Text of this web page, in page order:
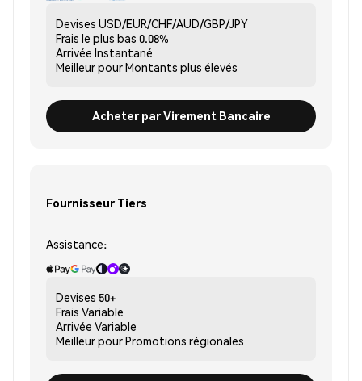
Devises USD/EUR/CHF/AUD/GBP/JPY
Frais le plus bas 0.08%
Arrivée Instantané
Meilleur pourMontants plus élevés
Acheter par Virement Bancaire
Fournisseur Tiers
Assistance:
Devises 50+
Frais Variable
Arrivée Variable
Meilleur pourPromotions régionales